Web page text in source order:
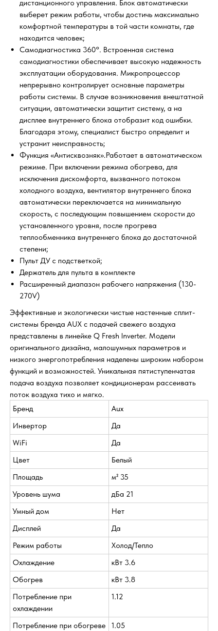
дистанционного управления. Блок автоматически
выберет режим работы, чтобы достичь максимально
комфортной температуры в той части комнаты, где
находится человек;
Cамодиагностика 360°. Встроенная система
самодиагностики обеспечивает высокую надежность
эксплуатации оборудования. Микропроцессор
непрерывно контролирует основные параметры
работы системы. В случае возникновения внештатной
ситуации, автоматически защитит систему, а на
дисплее внутреннего блока отобразит код ошибки.
Благодаря этому, специалист быстро определит и
устранит неисправность;
Функция «Антисквозняк».Работает в автоматическом
режиме. При включении режима обогрева, для
исключения дискомфорта, вызванного потоком
холодного воздуха, вентилятор внутреннего блока
автоматически переключается на минимальную
скорость, с последующим повышением скорости до
установленного уровня, после прогрева
теплообменника внутреннего блока до достаточной
степени;
Пульт ДУ с подстветкой;
Держатель для пульта в комплекте
Расширенный диапазон рабочего напряжения (130-
270V)
Эффективные и экологически чистые настенные сплит-
системы бренда AUX с подачей свежего воздуха
представлены в линейке Q Fresh Inverter. Модели
оригинального дизайна, малошумных параметров и
низкого энергопотребления наделены широким набором
функций и возможностей. Уникальная пятиступенчатая
подача воздуха позволяет кондиционерам рассеивать
поток воздуха тихо и мягко.
Бренд
Aux
Инвертор
Да
WiFi
Да
Цвет
Белый
Площадь
м² 35
Уровень шума
дБа 21
Умный дом
Нет
Дисплей
Да
Режим работы
Холод/Тепло
Охлаждение
кВт 3.6
Обогрев
кВт 3.8
Потребление при
охлаждении
1.12
Потребление при обогреве
1.05